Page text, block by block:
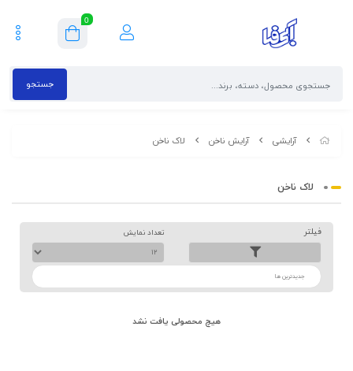
0
جستجو
آرایشی آرایش ناخن لاک ناخن
لاک ناخن
فیلتر تعداد نمایش
ترتیب
هیچ محصولی یافت نشد